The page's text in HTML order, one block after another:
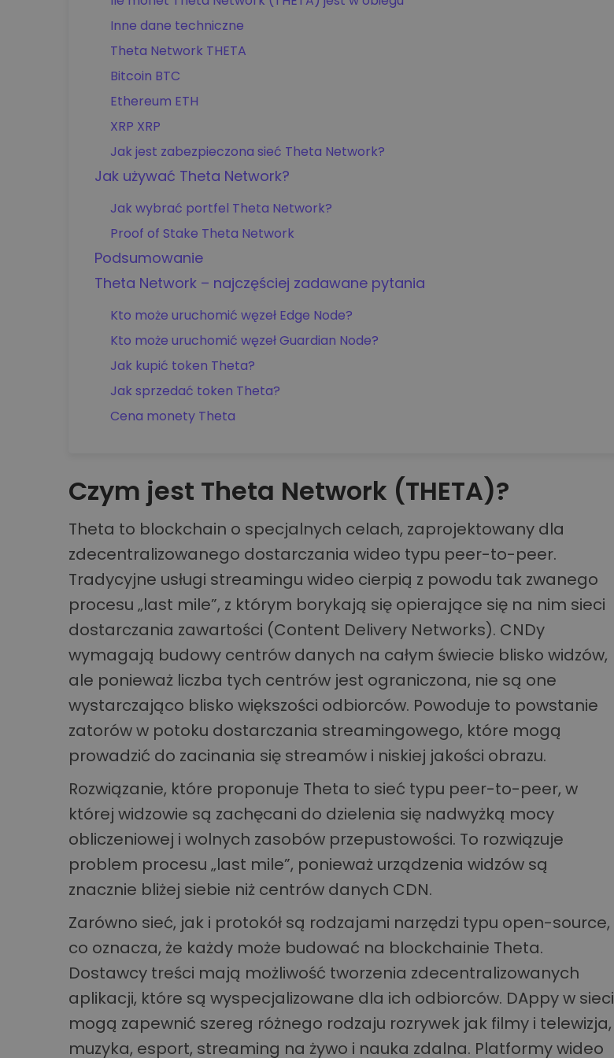
Znajdź swoją strategię kryptowalut
Inne dane techniczne
Theta Network THETA
Bitcoin BTC
Ethereum ETH
XRP XRP
Jak jest zabezpieczona sieć Theta Network?
Jak używać Theta Network?
Jak wybrać portfel Theta Network?
Proof of Stake Theta Network
Podsumowanie
Theta Network – najczęściej zadawane pytania
Kto może uruchomić węzeł Edge Node?
Kto może uruchomić węzeł Guardian Node?
Jak kupić token Theta?
Jak sprzedać token Theta?
Cena monety Theta
Czym jest Theta Network (THETA)?
Theta to blockchain o specjalnych celach, zaprojektowany dla
zdecentralizowanego dostarczania wideo typu peer-to-peer.
Tradycyjne usługi streamingu wideo cierpią z powodu tak zwanego
procesu „last mile”, z którym borykają się opierające się na nim sieci
dostarczania zawartości (Content Delivery Networks). CNDy
wymagają budowy centrów danych na całym świecie blisko widzów,
ale ponieważ liczba tych centrów jest ograniczona, nie są one
wystarczająco blisko większości odbiorców. Powoduje to powstanie
zatorów w potoku dostarczania streamingowego, które mogą
prowadzić do zacinania się streamów i niskiej jakości obrazu.
Rozwiązanie, które proponuje Theta to sieć typu peer-to-peer, w
której widzowie są zachęcani do dzielenia się nadwyżką mocy
obliczeniowej i wolnych zasobów przepustowości. To rozwiązuje
problem procesu „last mile”, ponieważ urządzenia widzów są
znacznie bliżej siebie niż centrów danych CDN.
Zarówno sieć, jak i protokół są rodzajami narzędzi typu open-source,
co oznacza, że każdy może budować na blockchainie Theta.
Dostawcy treści mają możliwość tworzenia zdecentralizowanych
aplikacji, które są wyspecjalizowane dla ich odbiorców. DAppy w sieci
mogą zapewnić szereg różnego rodzaju rozrywek jak filmy i telewizja,
muzyka, esport, streaming na żywo i nauka zdalna. Platformy wideo